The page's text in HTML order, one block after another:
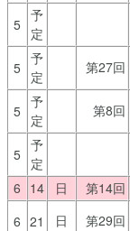
5
予
定
5
予
定
第27回
5
予
定
第8回
5
予
定
6 14 日 第14回
6 21 日 第29回